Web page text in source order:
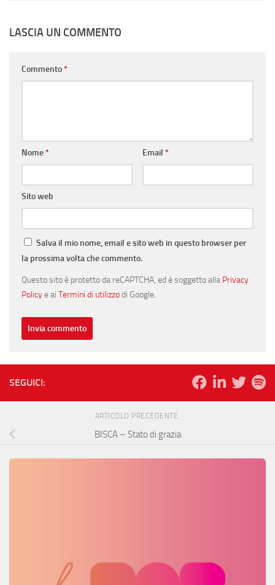
LASCIA UN COMMENTO
Commento*
Nome* Email *
Sito web
Salva il mio nome, email e sito web in questo browser per
la prossima volta che commento.
Questo sito è protetto da reCAPTCHA, ed è soggetto alla Privacy
Policye ai Termini di utilizzodi Google.
SEGUICI:
ARTICOLO PRECEDENTE
BISCA – Stato di grazia